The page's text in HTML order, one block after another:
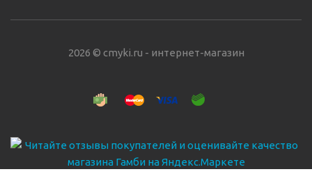
2026 © cmyki.ru - интернет-магазин